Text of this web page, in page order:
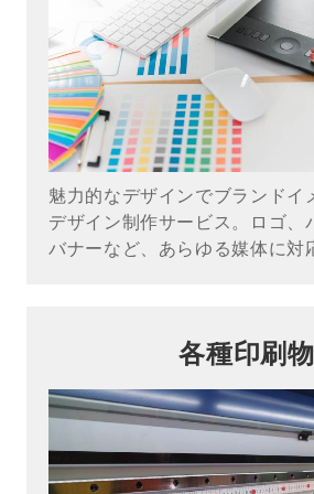
魅力的なデザインでブランドイ
デザイン制作サービス。ロゴ、
バナーなど、あらゆる媒体に対
各種印刷物